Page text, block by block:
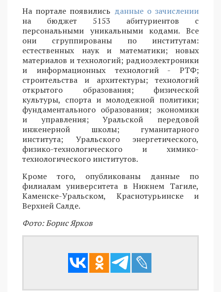
На портале появились данные о зачислении
на бюджет 5153 абитуриентов с
персональными уникальными кодами. Все
они сгруппированы по институтам:
естественных наук и математики; новых
материалов и технологий; радиоэлектроники
и информационных технологий - РТФ;
строительства и архитектуры; технологий
открытого образования; физической
культуры, спорта и молодежной политики;
фундаментального образования; экономики
и управления; Уральской передовой
инженерной школы; гуманитарного
института; Уральского энергетического,
физико-технологического и химико-
технологического институтов.
Кроме того, опубликованы данные по
филиалам университета в Нижнем Тагиле,
Каменске-Уральском, Краснотурьинске и
Верхней Салде.
Фото: Борис Ярков